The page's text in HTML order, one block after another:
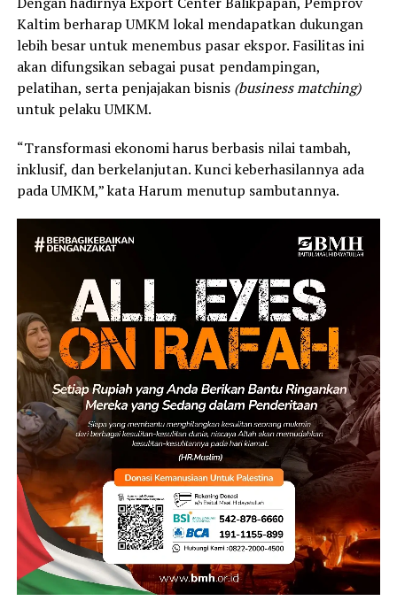
Kaltim berharap UMKM lokal mendapatkan dukungan
lebih besar untuk menembus pasar ekspor. Fasilitas ini
akan difungsikan sebagai pusat pendampingan,
pelatihan, serta penjajakan bisnis (business matching)
untuk pelaku UMKM.
“Transformasi ekonomi harus berbasis nilai tambah,
inklusif, dan berkelanjutan. Kunci keberhasilannya ada
pada UMKM,” kata Harum menutup sambutannya.